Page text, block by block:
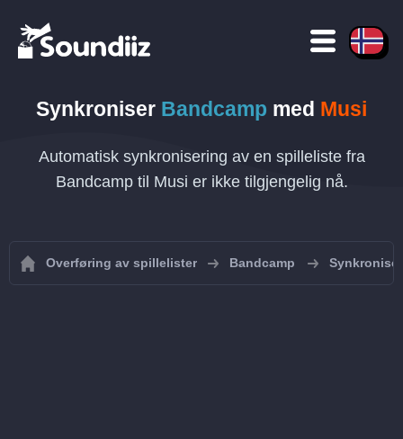
Synkroniser Bandcamp med Musi
Automatisk synkronisering av en spilleliste fra
Bandcamp til Musi er ikke tilgjengelig nå.
Overføring av spillelister Bandcamp